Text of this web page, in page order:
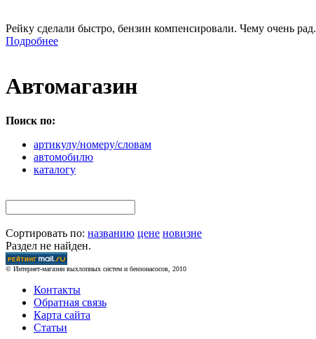
Рейку сделали быстро, бензин компенсировали. Чему очень рад.
Подробнее
Автомагазин
Поиск по:
артикулу/номеру/словам
автомобилю
каталогу
Сортировать по: названию цене новизне
Раздел не найден.
© Интернет-магазин выхлопных систем и бензонасосов, 2010
Контакты
Обратная связь
Карта сайта
Статьи